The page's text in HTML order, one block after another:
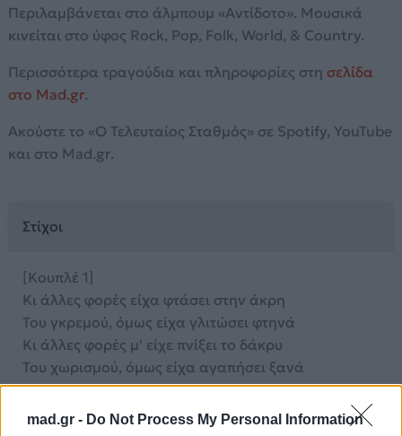
mad.gr - Do Not Process My Personal Information
Περιλαμβάνεται στο άλμπουμ «Αντίδοτο». Μουσικά
κινείται στο ύφος Rock, Pop, Folk, World, & Country.
Περισσότερα τραγούδια και πληροφορίες στη σελίδα
στο Mad.gr.
Ακούστε το «Ο Τελευταίος Σταθμός» σε Spotify, YouTube
και στο Mad.gr.
Στίχοι
[Κουπλέ 1]
Κι άλλες φορές είχα φτάσει στην άκρη
Του γκρεμού, όμως είχα γλιτώσει φτηνά
Κι άλλες φορές μ' είχε πνίξει το δάκρυ
Του χωρισμού, όμως είχα αγαπήσει ξανά
Όμως εσύ